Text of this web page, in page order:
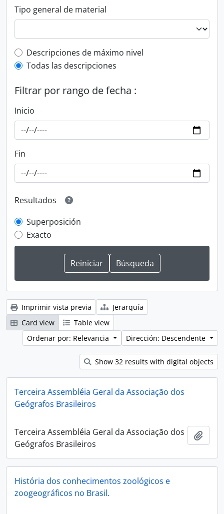
Tipo general de material
Top-level description filter
Descripciones de máximo nivel
Todas las descripciones
Filtrar por rango de fecha :
Inicio
Fin
Resultados
Superposición
Exacto
Imprimir vista previa
Jerarquía
Card view
Table view
Ordenar por: Relevancia
Dirección: Descendente
Show 32 results with digital objects
Terceira Assembléia Geral da Associação dos
Geógrafos Brasileiros
Terceira Assembléia Geral da Associação dos
Geógrafos Brasileiros
História dos conhecimentos zoológicos e
zoogeográficos no Brasil.